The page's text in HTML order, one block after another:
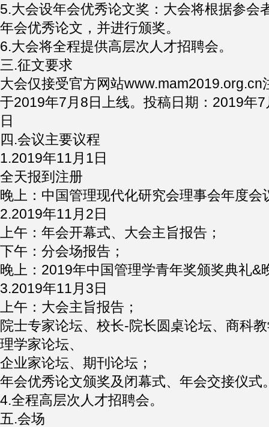
5.大会设年会优秀论文奖：大会将根据参会
年会优秀论文，并进行颁奖。
6.大会将全程提供高层次人才招聘会。
三.征文要求
大会仅接受官方网站www.mam2019.org.cn
于2019年7月8日上线。投稿日期：2019年
日
四.会议主要议程
1.2019年11月1日
全天报到注册
晚上：中国管理现代化研究会理事会年度会
2.2019年11月2日
上午：年会开幕式、大会主旨报告；
下午：分会场报告；
晚上：2019年中国管理学青年奖颁奖典礼&
3.2019年11月3日
上午：大会主旨报告；
院士专家论坛、校长-院长圆桌论坛、商科
理学家论坛、
企业家论坛、期刊论坛；
年会优秀论文颁奖及闭幕式、年会交接仪式
4.全程高层次人才招聘会。
五.会场